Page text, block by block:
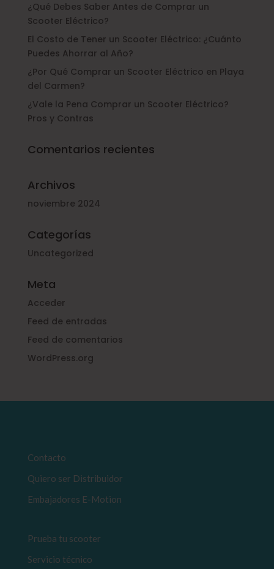
¿Qué Debes Saber Antes de Comprar un
Scooter Eléctrico?
El Costo de Tener un Scooter Eléctrico: ¿Cuánto
Puedes Ahorrar al Año?
¿Por Qué Comprar un Scooter Eléctrico en Playa
del Carmen?
¿Vale la Pena Comprar un Scooter Eléctrico?
Pros y Contras
Comentarios recientes
Archivos
noviembre 2024
Categorías
Uncategorized
Meta
Acceder
Feed de entradas
Feed de comentarios
WordPress.org
Contacto
Quiero ser Distribuidor
Embajadores E-Motion
Prueba tu scooter
Servicio técnico